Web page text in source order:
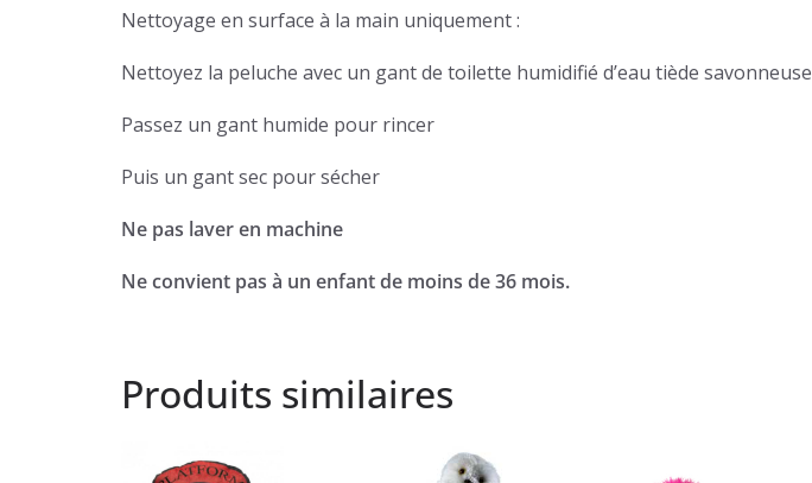
Nettoyage en surface à la main uniquement :
Nettoyez la peluche avec un gant de toilette humidifié d’eau tiède savonneuse
Passez un gant humide pour rincer
Puis un gant sec pour sécher
Ne pas laver en machine
Ne convient pas à un enfant de moins de 36 mois.
Produits similaires